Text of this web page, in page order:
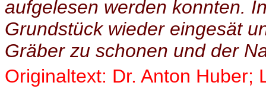
aufgelesen werden konnten.
Grundstück wieder eingesät
Gräber zu schonen und der
Originaltext: Dr. Anton Huber;